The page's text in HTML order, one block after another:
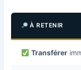
À RETENIR
Transférer